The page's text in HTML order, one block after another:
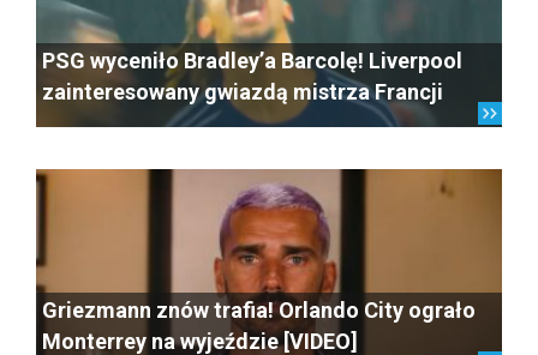
PSG wyceniło Bradley’a Barcolę! Liverpool
zainteresowany gwiazdą mistrza Francji
Griezmann znów trafia! Orlando City ograło
Monterrey na wyjeździe [VIDEO]